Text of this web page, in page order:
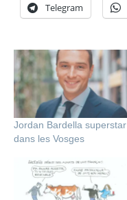
Telegram
Jordan Bardella superstar
dans les Vosges